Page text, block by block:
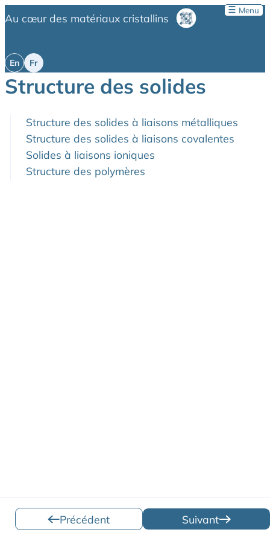
Au cœur des matériaux cristallins
Menu
Structure des solides
Structure des solides à liaisons métalliques
Structure des solides à liaisons covalentes
Solides à liaisons ioniques
Structure des polymères
Précédent Suivant